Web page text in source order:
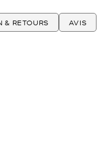
& RETOURS AVIS